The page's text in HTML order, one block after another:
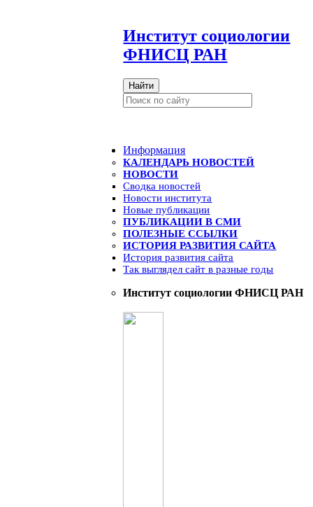
Институт социологии
ФНИСЦ РАН
Найти
Информация
КАЛЕНДАРЬ НОВОСТЕЙ
НОВОСТИ
Сводка новостей
Новости института
Новые публикации
ПУБЛИКАЦИИ В СМИ
ПОЛЕЗНЫЕ ССЫЛКИ
ИСТОРИЯ РАЗВИТИЯ САЙТА
История развития сайта
Так выглядел сайт в разные годы
Институт социологии ФНИСЦ РАН